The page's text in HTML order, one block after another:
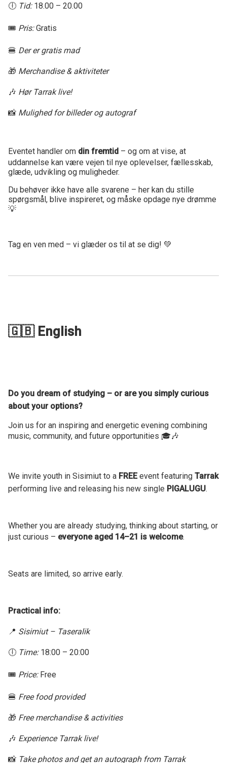
🕕 Tid:18.00 – 20.00
🎟️ Pris:Gratis
🍔 Der er gratis mad
🎁 Merchandise & aktiviteter
🎶 Hør Tarrak live!
📸 Mulighed for billeder og autograf
Eventet handler om din fremtid – og om at vise, at
uddannelse kan være vejen til nye oplevelser, fællesskab,
glæde, udvikling og muligheder.
Du behøver ikke have alle svarene – her kan du stille
spørgsmål, blive inspireret, og måske opdage nye drømme
💡
Tag en ven med – vi glæder os til at se dig! 💚
🇬🇧 English
Do you dream of studying – or are you simply curious
about your options?
Join us for an inspiring and energetic evening combining
music, community, and future opportunities 🎓🎶
We invite youth in Sisimiut to a FREEevent featuring Tarrak
performing live and releasing his new single PIGALUGU.
Whether you are already studying, thinking about starting, or
just curious – everyone aged 14–21 is welcome.
Seats are limited, so arrive early.
Practical info:
📍 Sisimiut – Taseralik
🕕 Time:18:00 – 20:00
🎟️ Price:Free
🍔 Free food provided
🎁 Free merchandise & activities
🎶 Experience Tarrak live!
📸 Take photos and get an autograph from Tarrak